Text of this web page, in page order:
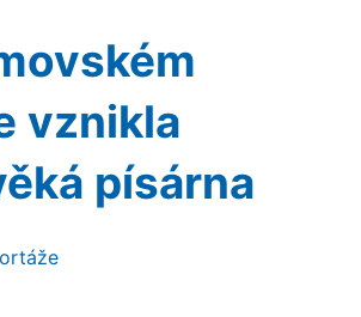
vznikla
písárna